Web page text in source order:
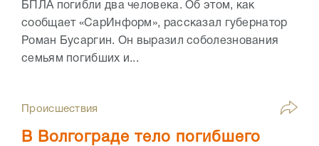
БПЛА погибли два человека. Об этом, как
сообщает «СарИнформ», рассказал губернатор
Роман Бусаргин. Он выразил соболезнования
семьям погибших и...
Происшествия
В Волгограде тело погибшего